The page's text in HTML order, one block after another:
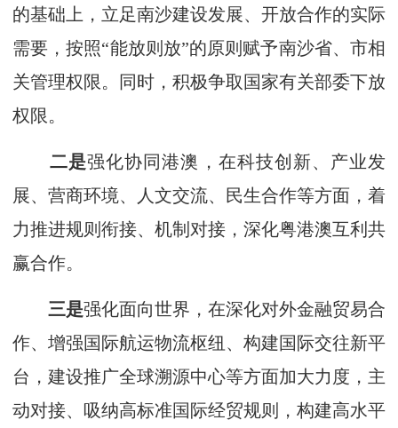
的基础上，立足南沙建设发展、开放合作的实际
需要，按照“能放则放”的原则赋予南沙省、市相
关管理权限。同时，积极争取国家有关部委下放
权限。
二是强化协同港澳，在科技创新、产业发
展、营商环境、人文交流、民生合作等方面，着
力推进规则衔接、机制对接，深化粤港澳互利共
赢合作。
三是强化面向世界，在深化对外金融贸易合
作、增强国际航运物流枢纽、构建国际交往新平
台，建设推广全球溯源中心等方面加大力度，主
动对接、吸纳高标准国际经贸规则，构建高水平